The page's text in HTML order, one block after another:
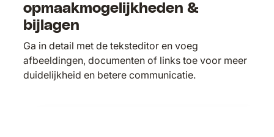
opmaakmogelijkheden &
bijlagen
Ga in detail met de teksteditor en voeg
afbeeldingen, documenten of links toe voor meer
duidelijkheid en betere communicatie.